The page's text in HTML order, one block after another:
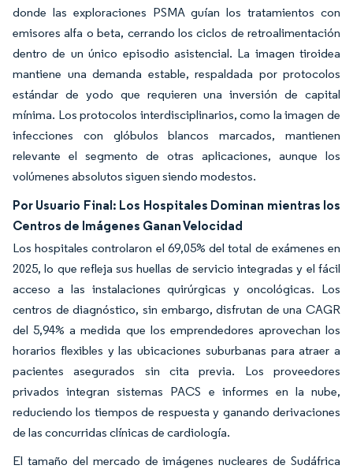
donde las exploraciones PSMA guían los tratamientos con
emisores alfa o beta, cerrando los ciclos de retroalimentación
dentro de un único episodio asistencial. La imagen tiroidea
mantiene una demanda estable, respaldada por protocolos
estándar de yodo que requieren una inversión de capital
mínima. Los protocolos interdisciplinarios, como la imagen de
infecciones con glóbulos blancos marcados, mantienen
relevante el segmento de otras aplicaciones, aunque los
volúmenes absolutos siguen siendo modestos.
Por Usuario Final: Los Hospitales Dominan mientras los
Centros de Imágenes Ganan Velocidad
Los hospitales controlaron el 69,05% del total de exámenes en
2025, lo que refleja sus huellas de servicio integradas y el fácil
acceso a las instalaciones quirúrgicas y oncológicas. Los
centros de diagnóstico, sin embargo, disfrutan de una CAGR
del 5,94% a medida que los emprendedores aprovechan los
horarios flexibles y las ubicaciones suburbanas para atraer a
pacientes asegurados sin cita previa. Los proveedores
privados integran sistemas PACS e informes en la nube,
reduciendo los tiempos de respuesta y ganando derivaciones
de las concurridas clínicas de cardiología.
El tamaño del mercado de imágenes nucleares de Sudáfrica